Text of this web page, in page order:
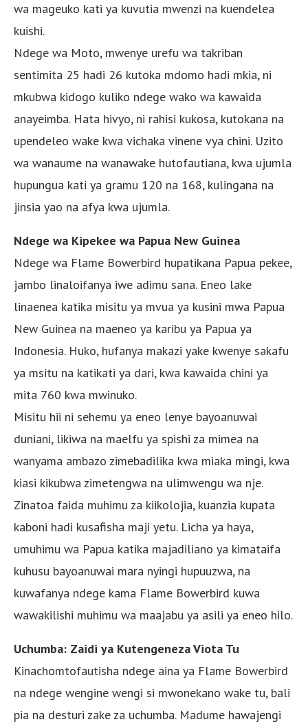
wa mageuko kati ya kuvutia mwenzi na kuendelea
kuishi.
Ndege wa Moto, mwenye urefu wa takriban
sentimita 25 hadi 26 kutoka mdomo hadi mkia, ni
mkubwa kidogo kuliko ndege wako wa kawaida
anayeimba. Hata hivyo, ni rahisi kukosa, kutokana na
upendeleo wake kwa vichaka vinene vya chini. Uzito
wa wanaume na wanawake hutofautiana, kwa ujumla
hupungua kati ya gramu 120 na 168, kulingana na
jinsia yao na afya kwa ujumla.
Ndege wa Kipekee wa Papua New Guinea
Ndege wa Flame Bowerbird hupatikana Papua pekee,
jambo linaloifanya iwe adimu sana. Eneo lake
linaenea katika misitu ya mvua ya kusini mwa Papua
New Guinea na maeneo ya karibu ya Papua ya
Indonesia. Huko, hufanya makazi yake kwenye sakafu
ya msitu na katikati ya dari, kwa kawaida chini ya
mita 760 kwa mwinuko.
Misitu hii ni sehemu ya eneo lenye bayoanuwai
duniani, likiwa na maelfu ya spishi za mimea na
wanyama ambazo zimebadilika kwa miaka mingi, kwa
kiasi kikubwa zimetengwa na ulimwengu wa nje.
Zinatoa faida muhimu za kiikolojia, kuanzia kupata
kaboni hadi kusafisha maji yetu. Licha ya haya,
umuhimu wa Papua katika majadiliano ya kimataifa
kuhusu bayoanuwai mara nyingi hupuuzwa, na
kuwafanya ndege kama Flame Bowerbird kuwa
wawakilishi muhimu wa maajabu ya asili ya eneo hilo.
Uchumba: Zaidi ya Kutengeneza Viota Tu
Kinachomtofautisha ndege aina ya Flame Bowerbird
na ndege wengine wengi si mwonekano wake tu, bali
pia na desturi zake za uchumba. Madume hawajengi